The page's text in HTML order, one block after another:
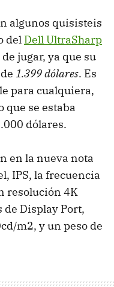
algunos quisisteis
del Dell UltraSharp
jugar, ya que su
1.399 dólares. Es
para cualquiera,
que se estaba
dólares.
en la nueva nota
IPS, la frecuencia
resolución 4K
Display Port,
m2, y un peso de